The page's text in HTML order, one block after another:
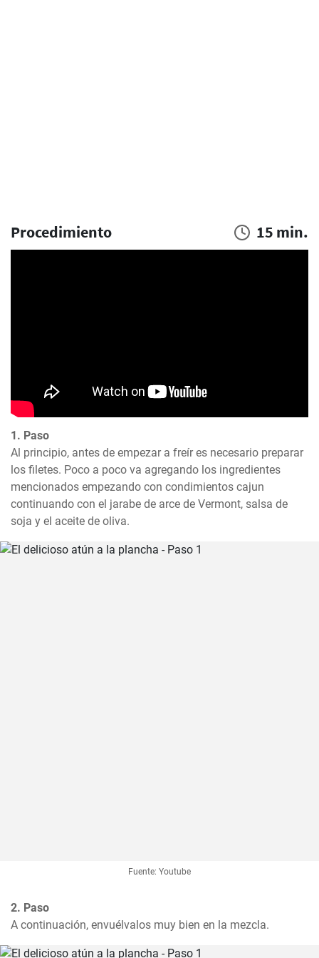
Procedimiento 15 min.
1. Paso
Al principio, antes de empezar a freír es necesario preparar
los filetes. Poco a poco va agregando los ingredientes
mencionados empezando con condimientos cajun
continuando con el jarabe de arce de Vermont, salsa de
soja y el aceite de oliva.
Fuente: Youtube
2. Paso
A continuación, envuélvalos muy bien en la mezcla.